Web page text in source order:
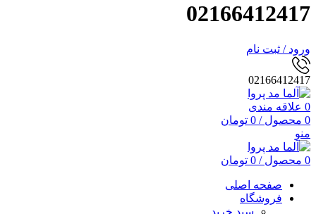
02166412417
ورود / ثبت نام
02166412417
0 علاقه مندی
0 محصول /
0 تومان
منو
0 محصول /
0 تومان
صفحه اصلی
فروشگاه
سبد خرید